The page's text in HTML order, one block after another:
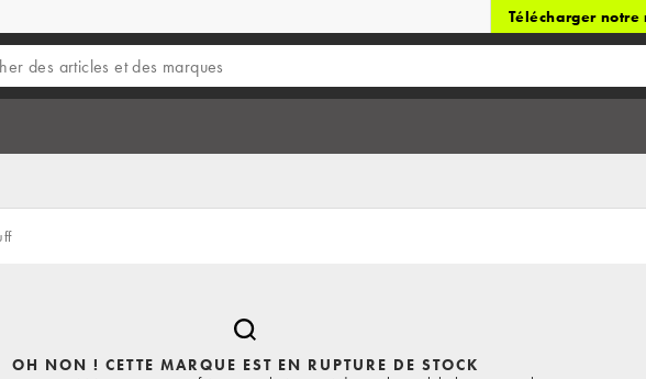
Télécharger
OH NON ! CETTE MARQUE EST EN RUPTURE DE STOCK